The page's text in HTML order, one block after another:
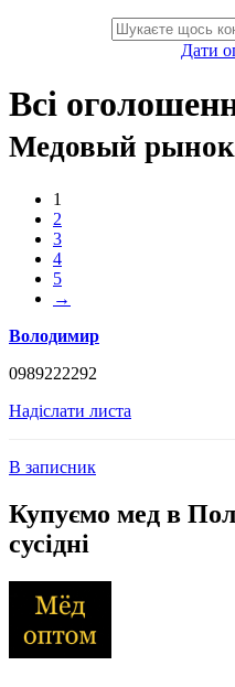
Дати
Всі
Медовый рынок
1
2
3
4
5
→
Володимир
0989222292
Надіслати листа
В записник
Купуємо мед в
сусідні